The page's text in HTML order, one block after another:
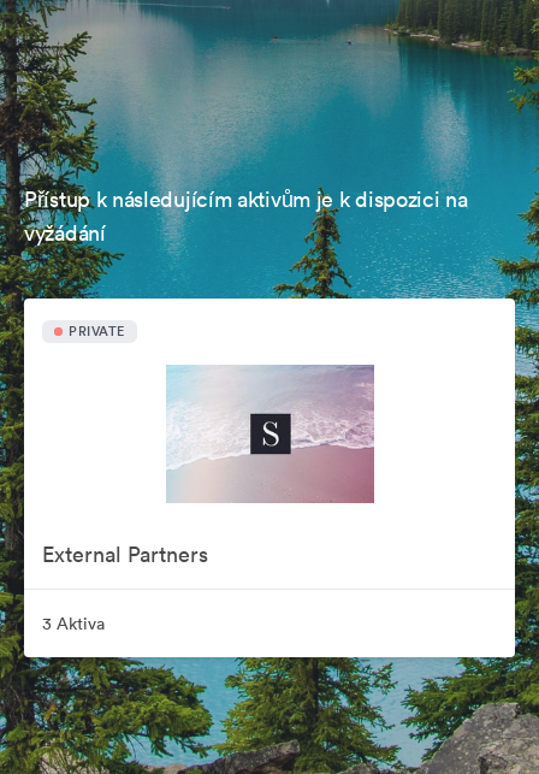
Přístup k následujícím aktivům je k dispozici na
vyžádání
PRIVATE
External Partners
3 Aktiva